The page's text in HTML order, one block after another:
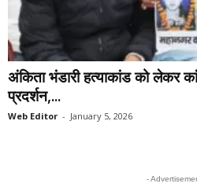
अंकिता भंडारी हत्याकांड को लेकर
प्रदर्शन,...
Web Editor - January 5, 2026
-